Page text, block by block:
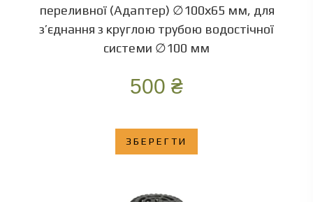
переливної (Адаптер) ∅100х65 мм, для
з’єднання з круглою трубою водостічної
системи ∅100 мм
500 ₴
ЗБЕРЕГТИ